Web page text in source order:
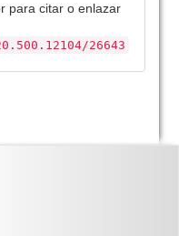
para citar o enlazar
26643